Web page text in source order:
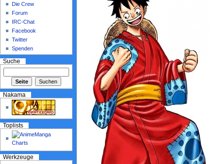
Die Crew
Forum
IRC-Chat
Facebook
Twitter
Spenden
Suche
Nakama
Toplists
Werkzeuge